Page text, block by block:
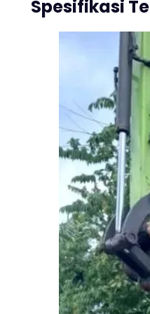
Spesifikasi